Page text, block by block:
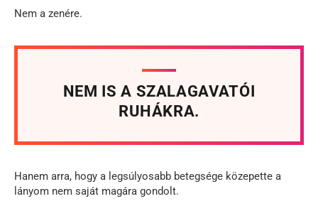
Nem a zenére.
NEM IS A SZALAGAVATÓI
RUHÁKRA.
Hanem arra, hogy a legsúlyosabb betegsége közepette a
lányom nem saját magára gondolt.